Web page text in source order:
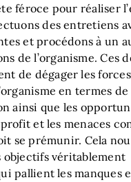
féroce pour réaliser
des entretiens
et procédons à un
de l’organisme. Ces
de dégager les
en termes de
ainsi que les
et les menaces
se prémunir. Cela
objectifs véritablement
pallient les manques